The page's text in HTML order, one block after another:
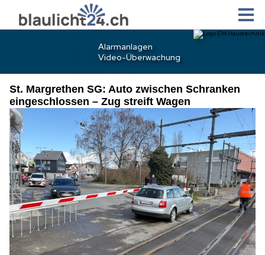
St. Margrethen SG: Auto zwischen Schranken
eingeschlossen – Zug streift Wagen